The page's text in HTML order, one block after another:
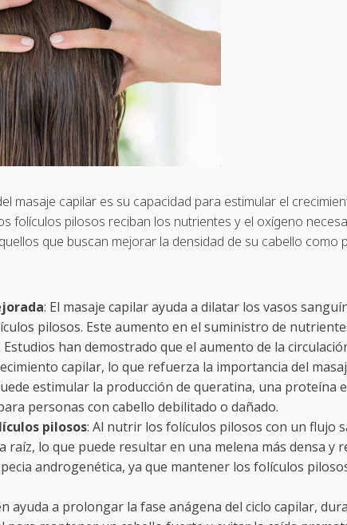
masaje capilar es su capacidad para estimular el
folículos pilosos reciban los nutrientes y el oxígeno
que buscan mejorar la densidad de su cabello
: El masaje capilar ayuda a dilatar los vasos
pilosos. Este aumento en el suministro de
han demostrado que el aumento de la
capilar, lo que refuerza la importancia del
estimular la producción de queratina, una proteína
personas con cabello debilitado o dañado.
pilosos: Al nutrir los folículos pilosos con un flujo
raíz, lo que puede resultar en una melena más densa
androgenética, ya que mantener los folículos
ayuda a prolongar la fase anágena del ciclo capilar,